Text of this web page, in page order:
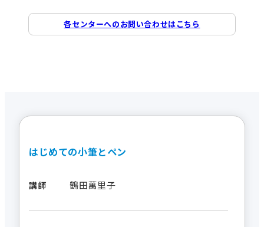
各センターへのお問い合わせはこちら
はじめての小筆とペン
講師 鶴田萬里子